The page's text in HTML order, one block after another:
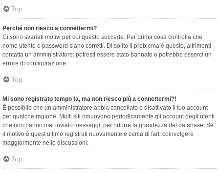
Top
Perché non riesco a connettermi?
Ci sono svariati motivi per cui questo succede. Per prima cosa controlla che
nome utente e password siano corretti. Di solito il problema è questo, altrimenti
contatta un amministratore: potresti essere stato bannato o potrebbe esserci un
errore di configurazione.
Top
Mi sono registrato tempo fa, ma non riesco più a connettermi?!
È possibile che un amministratore abbia cancellato o disattivato il tuo account
per qualche ragione. Molti siti rimuovono periodicamente gli account degli utenti
che non hanno mai inviato messaggi, per ridurre la grandezza del database. Se
il motivo è quest’ultimo registrati nuovamente e cerca di farti coinvolgere
maggiormente nelle discussioni.
Top